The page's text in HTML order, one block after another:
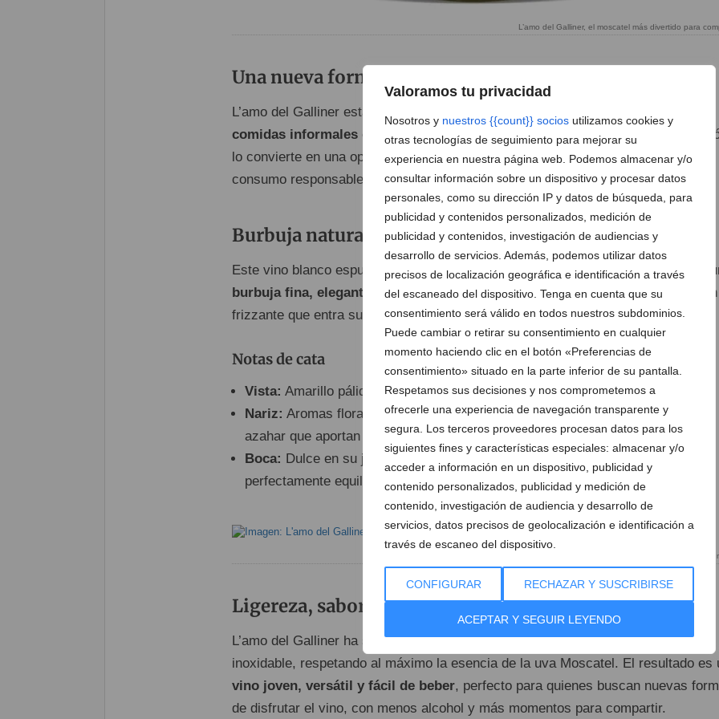
Valoramos tu privacidad
Nosotros y nuestros {{count}} socios utilizamos cookies y
otras tecnologías de seguimiento para mejorar su
experiencia en nuestra página web. Podemos almacenar y/o
consultar información sobre un dispositivo y procesar datos
personales, como su dirección IP y datos de búsqueda, para
publicidad y contenidos personalizados, medición de
publicidad y contenidos, investigación de audiencias y
desarrollo de servicios. Además, podemos utilizar datos
precisos de localización geográfica e identificación a través
del escaneado del dispositivo. Tenga en cuenta que su
consentimiento será válido en todos nuestros subdominios.
Puede cambiar o retirar su consentimiento en cualquier
momento haciendo clic en el botón «Preferencias de
consentimiento» situado en la parte inferior de su pantalla.
Respetamos sus decisiones y nos comprometemos a
ofrecerle una experiencia de navegación transparente y
segura. Los terceros proveedores procesan datos para los
siguientes fines y características especiales: almacenar y/o
acceder a información en un dispositivo, publicidad y
contenido personalizados, publicidad y medición de
contenido, investigación de audiencia y desarrollo de
servicios, datos precisos de geolocalización e identificación a
través de escaneo del dispositivo.
CONFIGURAR RECHAZAR Y SUSCRIBIRSE
ACEPTAR Y SEGUIR LEYENDO
L’amo del Galliner, el moscatel más divertido para
Una nueva forma de disfrutar el moscatel
L’amo del Galliner está pensado para
comidas informales o simplemente para brindar con estilo. Su baja
lo convierte en una opción más ligera y social, ideal para quienes buscan un
consumo responsable, refrescante y actual.
Burbuja natural, frescura y equilibrio
Este vino blanco espumoso se elabora concarbónico natural, lo que le otorga
burbuja fina, elegante y muy integradaque potencia su frescura y ligereza. Un
frizzante que entra suave, se disfruta con facilidad y deja ganas de repetir.
Notas de cata
Vista: Amarillo pálido con reflejos verdosos. Limpio, brillante y joven.
Nariz: Aromas florales y cítricos típicos del Moscatel, con toques de miel de
azahar que aportan dulzor natural.
Boca: Dulce en su justa medida, fresco, con textura sedosa y burbuja
perfectamente equilibrada.
L’amo del Galliner, el nuevo vino que no puede faltar en tu
Ligereza, sabor y mucha personalidad
L’amo del Galliner ha sido fermentado a baja temperatura en depósitos de acero
inoxidable, respetando al máximo la esencia de la uva Moscatel. El resultado es
vino joven, versátil y fácil de beber, perfecto para quienes buscan nuevas
de disfrutar el vino, con menos alcohol y más momentos para compartir.